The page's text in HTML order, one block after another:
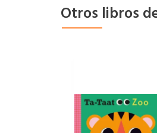
Otros libros